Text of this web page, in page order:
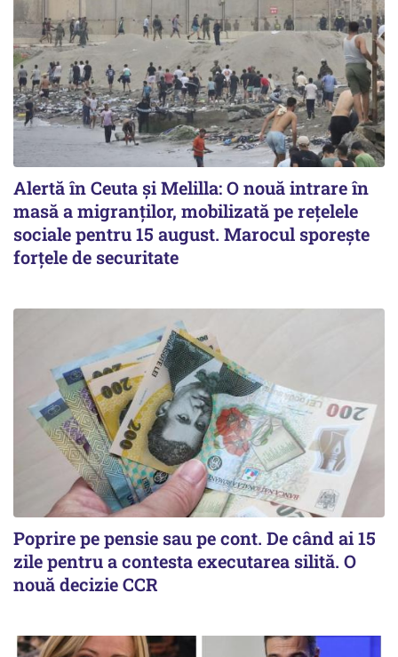
Alertă în Ceuta și Melilla: O nouă intrare în
masă a migranților, mobilizată pe rețelele
sociale pentru 15 august. Marocul sporește
forțele de securitate
Poprire pe pensie sau pe cont. De când ai 15
zile pentru a contesta executarea silită. O
nouă decizie CCR